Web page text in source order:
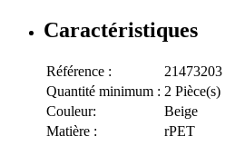
Caractéristiques
Référence :
21473203
Quantité minimum : 2 Pièce(s)
Couleur:
Beige
Matière :
rPET